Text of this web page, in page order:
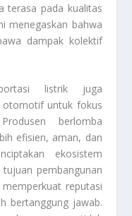
terasa pada kualitas
menegaskan bahwa
dampak kolektif
listrik juga
otomotif untuk fokus
berlomba
efisien, aman, dan
ekosistem
pembangunan
reputasi
bertanggung jawab.